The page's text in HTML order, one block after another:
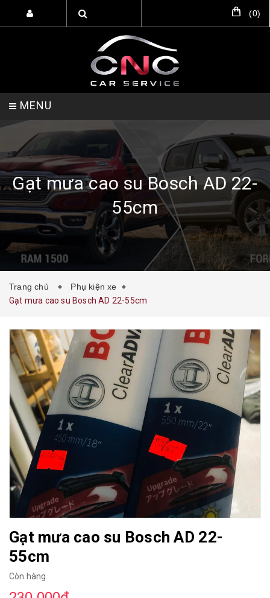
(0)
MENU
TRANG CHỦ DỊCH VỤ SẢN PHẨM
HỖ TRỢ SETUP GARA LIÊN HỆ
Gạt mưa cao su Bosch AD 22-
55cm
Trang chủ
Phụ kiện xe
Gạt mưa cao su Bosch AD 22-55cm
Gạt mưa cao su Bosch AD 22-
55cm
Còn hàng